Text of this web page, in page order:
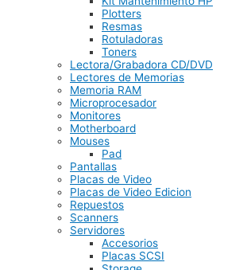
Plotters
Resmas
Rotuladoras
Toners
Lectora/Grabadora CD/DVD
Lectores de Memorias
Memoria RAM
Microprocesador
Monitores
Motherboard
Mouses
Pad
Pantallas
Placas de Video
Placas de Video Edicion
Repuestos
Scanners
Servidores
Accesorios
Placas SCSI